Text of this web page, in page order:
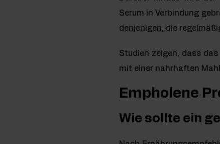
Serum in Verbindung
denjenigen, die
Studien zeigen, dass
mit einer nahrhaften
Empholene
Wie sollte ein